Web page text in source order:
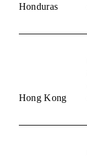
Honduras
Hong Kong